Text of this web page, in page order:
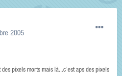
2005
pixels morts mais là...c'est aps des pixels